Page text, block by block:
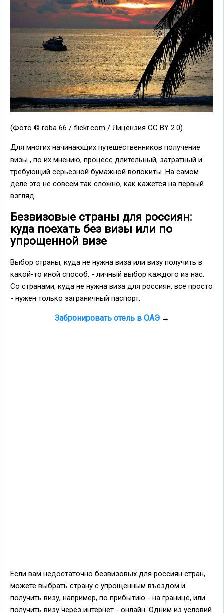
(Фото © roba 66 / flickr.com / Лицензия CC BY 2.0)
Для многих начинающих путешественников получение
визы , по их мнению, процесс длительный, затратный и
требующий серьезной бумажной волокиты. На самом
деле это не совсем так сложно, как кажется на первый
взгляд.
Безвизовые страны для россиян:
куда поехать без визы или по
упрощенной визе
Выбор страны, куда не нужна виза или визу получить в
какой-то иной способ, - личный выбор каждого из нас.
Со странами, куда не нужна виза для россиян, все просто
- нужен только заграничный паспорт.
Забронировать отель в ОАЭ→
Если вам недостаточно безвизовых для россиян стран,
можете выбрать страну с упрощенным въездом и
получить визу, например, по прибытию - на границе, или
получить визу через интернет - онлайн. Одним из условий